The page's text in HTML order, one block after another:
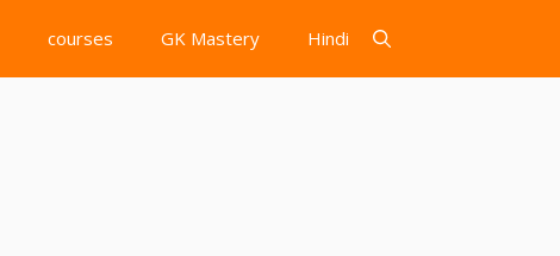
courses GK Mastery Hindi